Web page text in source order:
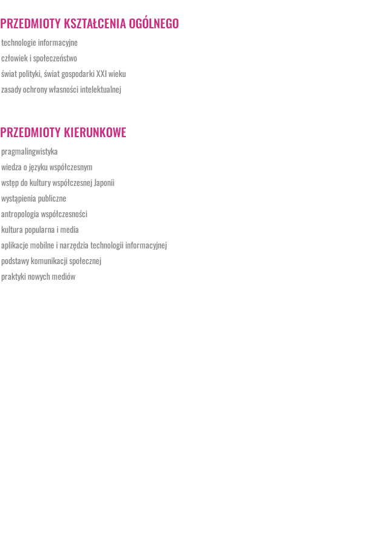
PRZEDMIOTY KSZTAŁCENIA OGÓLNEGO
technologie informacyjne
człowiek i społeczeństwo
świat polityki, świat gospodarki XXI wieku
zasady ochrony własności intelektualnej
PRZEDMIOTY KIERUNKOWE
pragmalingwistyka
wiedza o języku współczesnym
wstęp do kultury współczesnej Japonii
wystąpienia publiczne
antropologia współczesności
kultura popularna i media
aplikacje mobilne i narzędzia technologii informacyjnej
podstawy komunikacji społecznej
praktyki nowych mediów